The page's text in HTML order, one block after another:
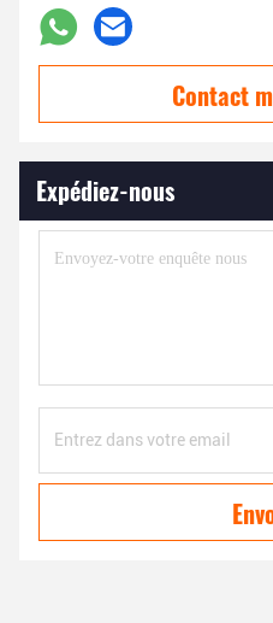
Contact
Expédiez-nous